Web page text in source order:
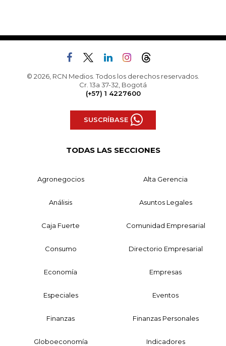
© 2026, RCN Medios. Todos los derechos reservados.
Cr. 13a 37-32, Bogotá
(+57) 1 4227600
SUSCRÍBASE
TODAS LAS SECCIONES
Agronegocios Alta Gerencia
Análisis Asuntos Legales
Caja Fuerte Comunidad Empresarial
Consumo Directorio Empresarial
Economía Empresas
Especiales Eventos
Finanzas Finanzas Personales
Globoeconomía Indicadores